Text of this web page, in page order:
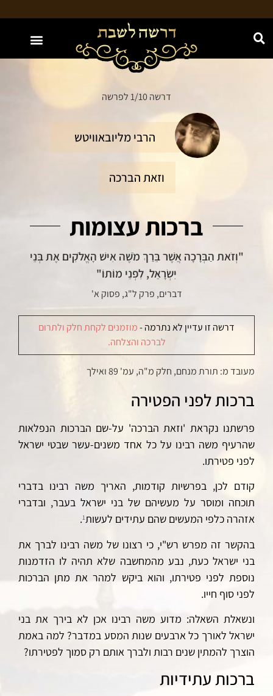
האתר מוקדש לע"נ חווה נחמה בת יעקב משה ז"ל
דרשה 1/10 לפרשה
הרבי מליובאוויטש
וזאת הברכה
ברכות עצומות
"וְזֹאת הַבְּרָכָה אֲשֶׁר בֵּרַךְ מֹשֶׁה אִישׁ הָאֱלֹקִים אֶת בְּנֵי
יִשְׂרָאֵל, לִפְנֵי מוֹתוֹ"
דברים, פרק ל"ג, פסוק א'
דרשה זו עדיין לא נתרמה -מוזמנים לקחת חלק ולתרום
לברכה והצלחה.
מעובד מ: תורת מנחם, חלק מ"ה, עמ' 89 ואילך
ברכות לפני הפטירה
פרשתנו נקראת 'וזאת הברכה' על-שם הברכות הנפלאות
שהרעיף משה רבינו על כל אחד משנים-עשר שבטי ישראל
לפני פטירתו.
קודם לכן, בפרשיות קודמות, האריך משה רבינו בדברי
תוכחה ומוסר על מעשיהם של בני ישראל בעבר, ובדברי
אזהרה כלפי המעשים שהם עתידים לעשות1
.
בהקשר זה מפרש רש"י, כי רצונו של משה רבינו לברך את
בני ישראל כעת, נבע מהמחשבה שלא תהיה לו הזדמנות
נוספת לפני פטירתו, והוא ביקש למהר את מתן הברכות
לפני סוף חייו.
ונשאלת השאלה: מדוע משה רבינו אכן לא בירך את בני
ישראל לאורך כל ארבעים שנות המסע במדבר? למה באמת
הוצרך להמתין שנים רבות ולברך אותם רק סמוך לפטירתו?
ברכות עתידיות